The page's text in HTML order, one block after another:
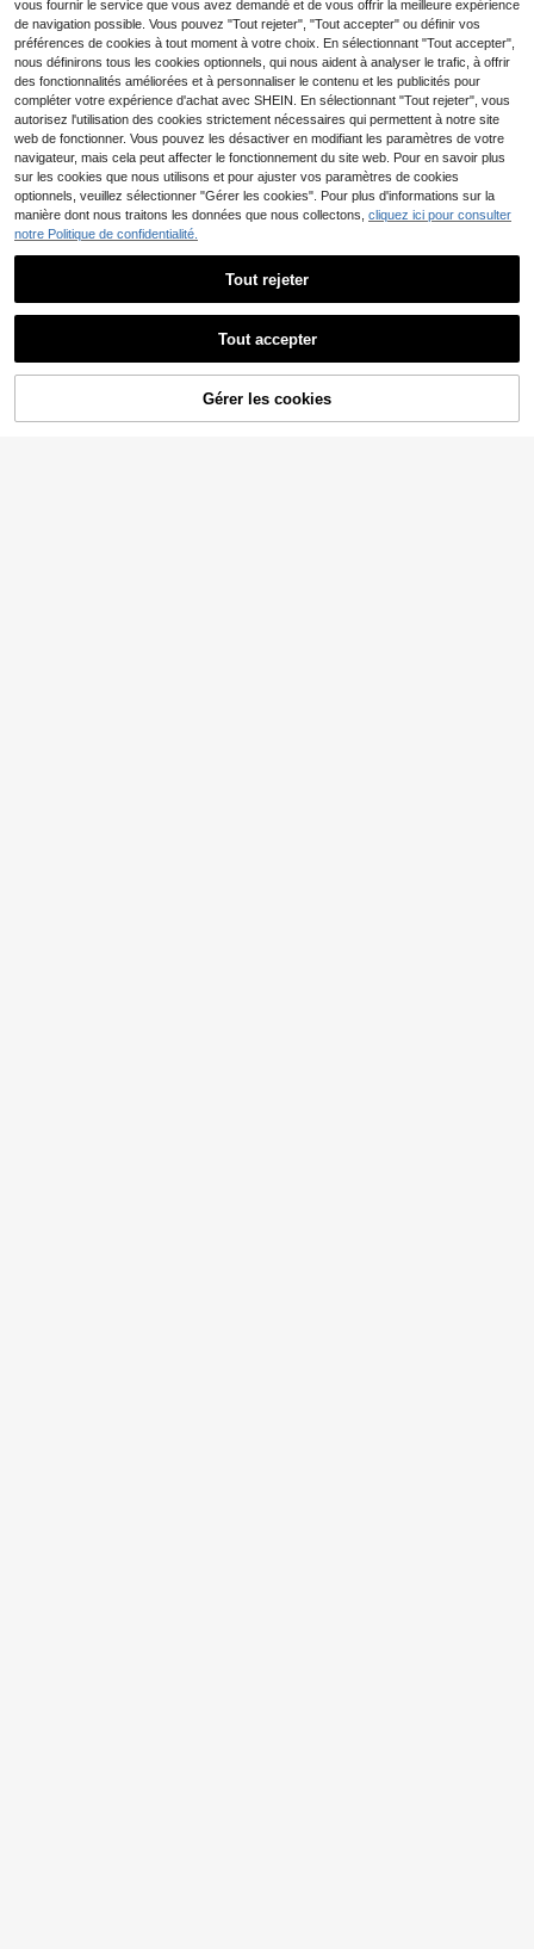
d'étoiles et taille froncée. Convient
pour le port décontracté
CRAQUEZ DES MAINTENANT
vous fournir le service que vous avez demandé et de vous offrir la meilleure expérience
de navigation possible. Vous pouvez "Tout rejeter", "Tout accepter" ou définir vos
préférences de cookies à tout moment à votre choix. En sélectionnant "Tout accepter",
nous définirons tous les cookies optionnels, qui nous aident à analyser le trafic, à offrir
des fonctionnalités améliorées et à personnaliser le contenu et les publicités pour
compléter votre expérience d'achat avec SHEIN. En sélectionnant "Tout rejeter", vous
autorisez l'utilisation des cookies strictement nécessaires qui permettent à notre site
web de fonctionner. Vous pouvez les désactiver en modifiant les paramètres de votre
navigateur, mais cela peut affecter le fonctionnement du site web. Pour en savoir plus
sur les cookies que nous utilisons et pour ajuster vos paramètres de cookies
optionnels, veuillez sélectionner "Gérer les cookies". Pour plus d'informations sur la
manière dont nous traitons les données que nous collectons, cliquez ici pour consulter
notre Politique de confidentialité.
Tout rejeter
Tout accepter
Gérer les cookies